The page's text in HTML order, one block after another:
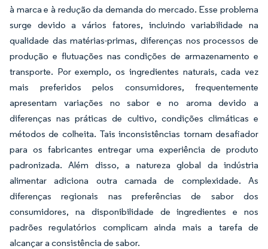
à marca e à redução da demanda do mercado. Esse problema
surge devido a vários fatores, incluindo variabilidade na
qualidade das matérias-primas, diferenças nos processos de
produção e flutuações nas condições de armazenamento e
transporte. Por exemplo, os ingredientes naturais, cada vez
mais preferidos pelos consumidores, frequentemente
apresentam variações no sabor e no aroma devido a
diferenças nas práticas de cultivo, condições climáticas e
métodos de colheita. Tais inconsistências tornam desafiador
para os fabricantes entregar uma experiência de produto
padronizada. Além disso, a natureza global da indústria
alimentar adiciona outra camada de complexidade. As
diferenças regionais nas preferências de sabor dos
consumidores, na disponibilidade de ingredientes e nos
padrões regulatórios complicam ainda mais a tarefa de
alcançar a consistência de sabor.